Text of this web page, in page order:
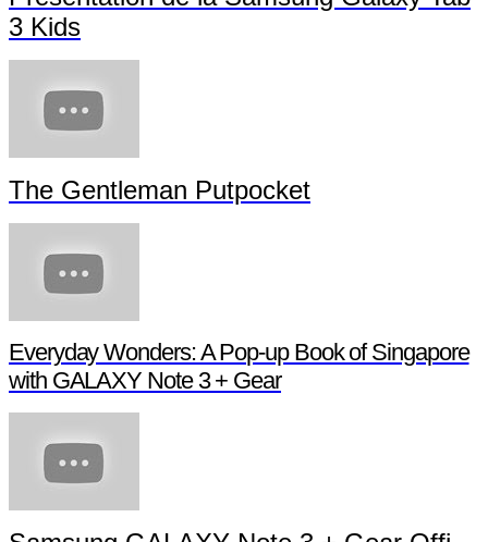
Présentation du Samsung Galaxy Note 3
Présentation de la Samsung Galaxy Tab
3 Kids
The Gentleman Putpocket